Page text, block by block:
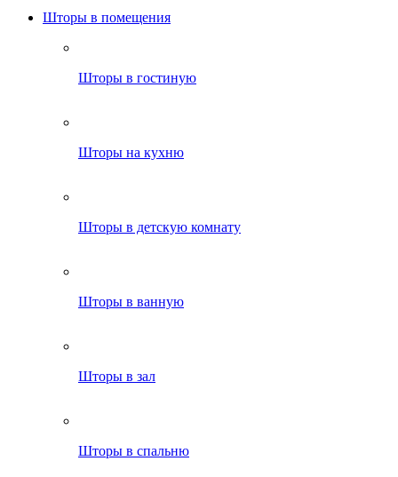
Шторы в помещения
Шторы в гостиную
Шторы на кухню
Шторы в детскую комнату
Шторы в ванную
Шторы в зал
Шторы в спальню